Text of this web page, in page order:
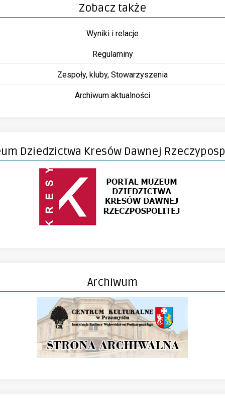
Zobacz także
Wyniki i relacje
Regulaminy
Zespoły, kluby, Stowarzyszenia
Archiwum aktualności
Dziedzictwa Kresów Dawnej
Archiwum